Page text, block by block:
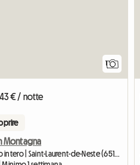
1
43 € / notte
Montagna
Alloggio intero | Saint-Laurent-de-Neste (65150)